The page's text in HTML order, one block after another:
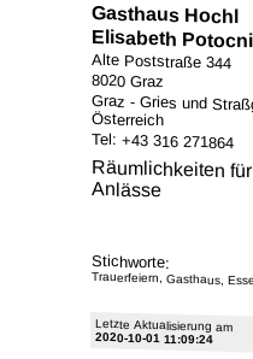
Gasthaus Hochl
Elisabeth
Alte Poststraße 344
8020 Graz
Graz - Gries und
Österreich
Tel: +43 316 271864
Räumlichkeiten
Anlässe
Stichworte:
Trauerfeiern, Gasthaus,
Letzte Aktu­alisie­rung am
2020-10-01 11:09:24